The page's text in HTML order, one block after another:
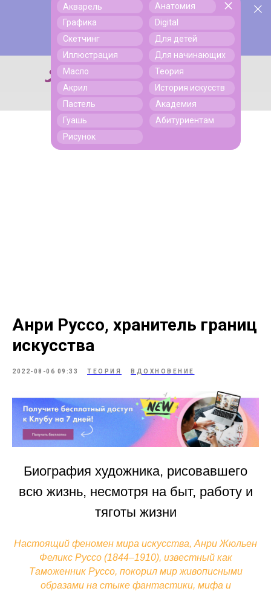
Поиск
Поиск
Акварель
Графика
Скетчинг
Иллюстрация
Масло
Акрил
Пастель
Гуашь
Рисунок
Анатомия
Digital
Для детей
Для начинающих
Теория
История искусств
Академия
Абитуриентам
Анри Руссо, хранитель границ
искусства
2022-08-06 09:33 ТЕОРИЯ ВДОХНОВЕНИЕ
Биография художника, рисовавшего
всю жизнь, несмотря на быт, работу и
тяготы жизни
Настоящий феномен мира искусства, Анри Жюльен
Феликс Руссо (1844–1910), известный как
Таможенник Руссо, покорил мир живописными
образами на стыке фантастики, мифа и